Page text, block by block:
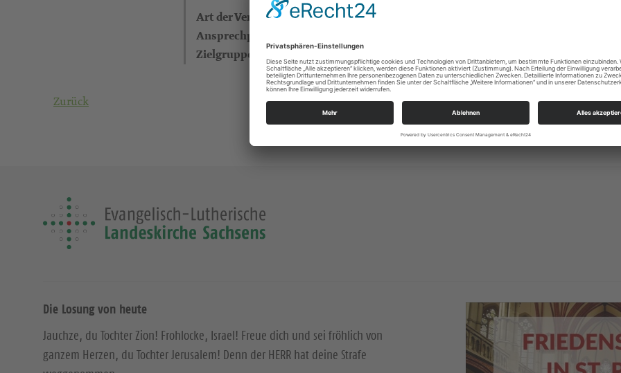
Art der Veranstaltung Gruppen/Kreise
Ansprechperson
Zielgruppe
Zurück
Die Losung von heute
Jauchze, du Tochter Zion! Frohlocke, Israel! Freue dich und sei fröhlich von
ganzem Herzen, du Tochter Jerusalem! Denn der HERR hat deine Strafe